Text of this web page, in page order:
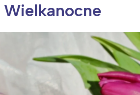
Kwitnąca wiśnia i jej płatki